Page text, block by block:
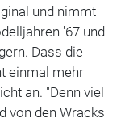
und nimmt
'67 und
Dass die
einmal mehr
an. "Denn viel
von den Wracks